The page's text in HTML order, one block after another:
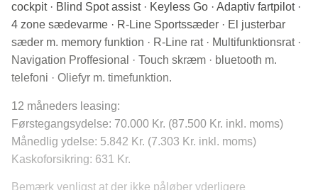
cockpit · Blind Spot assist · Keyless Go · Adaptiv fartpilot ·
4 zone sædevarme · R-Line Sportssæder · El justerbar
sæder m. memory funktion · R-Line rat · Multifunktionsrat ·
Navigation Proffesional · Touch skræm · bluetooth m.
telefoni · Oliefyr m. timefunktion.
12 måneders leasing:
Førstegangsydelse: 70.000 Kr. (87.500 Kr. inkl. moms)
Månedlig ydelse: 5.842 Kr. (7.303 Kr. inkl. moms)
Kaskoforsikring: 631 Kr.
Bemærk venligst at der ikke påløber yderligere